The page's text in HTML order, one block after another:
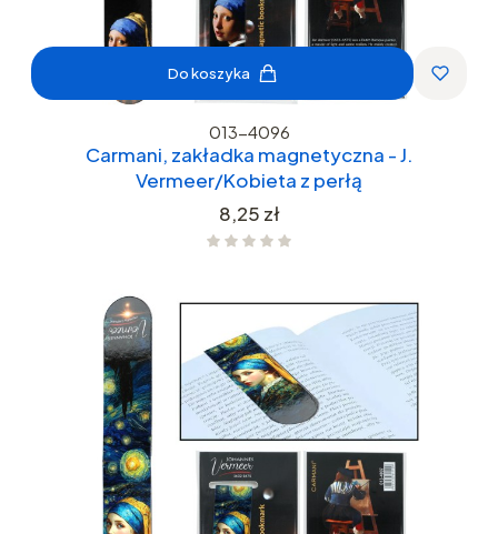
Do koszyka
013-4096
Carmani, zakładka magnetyczna - J.
Vermeer/Kobieta z perłą
Cena
8,25 zł